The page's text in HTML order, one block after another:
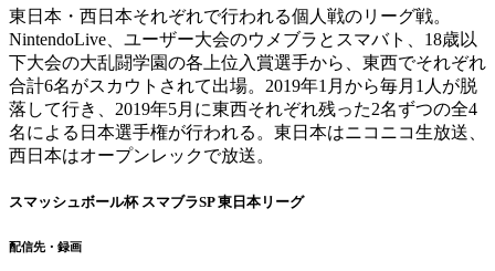
東日本・西日本それぞれで行われる個人戦のリーグ戦。
NintendoLive、ユーザー大会のウメブラとスマバト、18歳以
下大会の大乱闘学園の各上位入賞選手から、東西でそれぞれ
合計6名がスカウトされて出場。2019年1月から毎月1人が脱
落して行き、2019年5月に東西それぞれ残った2名ずつの全4
名による日本選手権が行われる。東日本はニコニコ生放送、
西日本はオープンレックで放送。
スマッシュボール杯 スマブラSP 東日本リーグ
配信先・録画